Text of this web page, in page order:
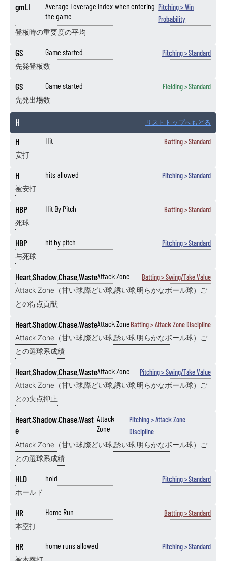
gmLI
Average Leverage Index when entering
the game
Pitching > Win
Probability
登板時の重要度の平均
GS Game started Pitching > Standard
先発登板数
GS Game started Fielding > Standard
先発出場数
H リストトップへもどる
H Hit Batting > Standard
安打
H hits allowed Pitching > Standard
被安打
HBP Hit By Pitch Batting > Standard
死球
HBP hit by pitch Pitching > Standard
与死球
Heart,Shadow,Chase,WasteAttack Zone Batting > Swing/Take Value
Attack Zone（甘い球,際どい球,誘い球,明らかなボール球）ご
との得点貢献
Heart,Shadow,Chase,WasteAttack Zone Batting > Attack Zone Discipline
Attack Zone（甘い球,際どい球,誘い球,明らかなボール球）ご
との選球系成績
Heart,Shadow,Chase,WasteAttack Zone Pitching > Swing/Take Value
Attack Zone（甘い球,際どい球,誘い球,明らかなボール球）ご
との失点抑止
Heart,Shadow,Chase,Wast
e
Attack
Zone
Pitching > Attack Zone
Discipline
Attack Zone（甘い球,際どい球,誘い球,明らかなボール球）ご
との選球系成績
HLD hold Pitching > Standard
ホールド
HR Home Run Batting > Standard
本塁打
HR home runs allowed Pitching > Standard